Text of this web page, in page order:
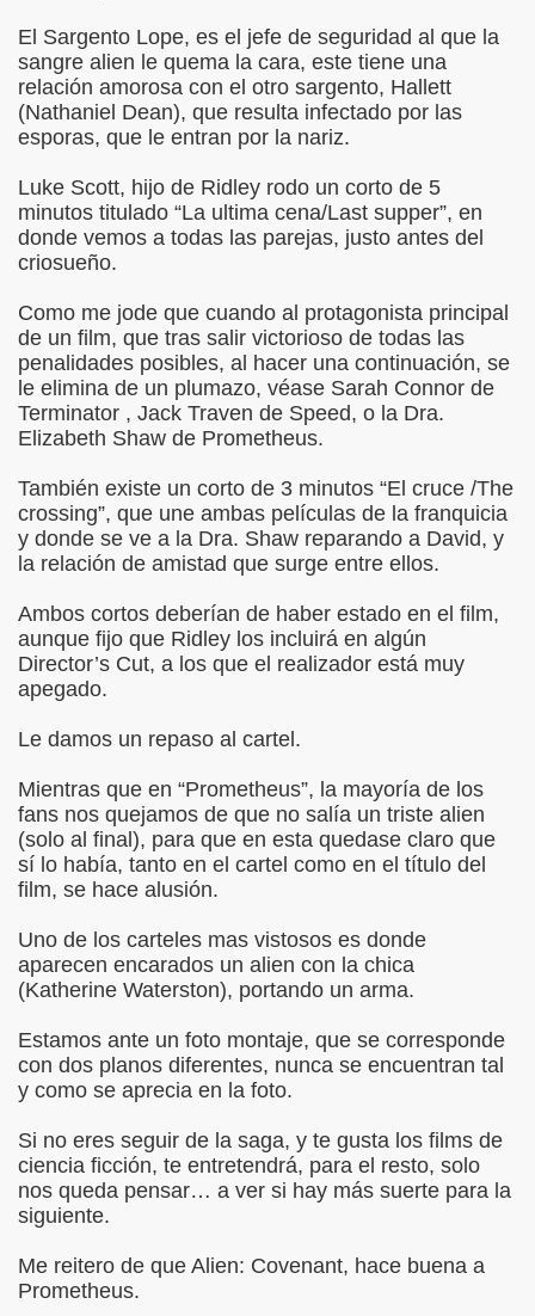
El Sargento Lope, es el jefe de seguridad al que la
sangre alien le quema la cara, este tiene una
relación amorosa con el otro sargento, Hallett
(Nathaniel Dean), que resulta infectado por las
esporas, que le entran por la nariz.
Luke Scott, hijo de Ridley rodo un corto de 5
minutos titulado “La ultima cena/Last supper”, en
donde vemos a todas las parejas, justo antes del
criosueño.
Como me jode que cuando al protagonista principal
de un film, que tras salir victorioso de todas las
penalidades posibles, al hacer una continuación, se
le elimina de un plumazo, véase Sarah Connor de
Terminator , Jack Traven de Speed, o la Dra.
Elizabeth Shaw de Prometheus.
También existe un corto de 3 minutos “El cruce /The
crossing”, que une ambas películas de la franquicia
y donde se ve a la Dra. Shaw reparando a David, y
la relación de amistad que surge entre ellos.
Ambos cortos deberían de haber estado en el film,
aunque fijo que Ridley los incluirá en algún
Director’s Cut, a los que el realizador está muy
apegado.
Le damos un repaso al cartel.
Mientras que en “Prometheus”, la mayoría de los
fans nos quejamos de que no salía un triste alien
(solo al final), para que en esta quedase claro que
sí lo había, tanto en el cartel como en el título del
film, se hace alusión.
Uno de los carteles mas vistosos es donde
aparecen encarados un alien con la chica
(Katherine Waterston), portando un arma.
Estamos ante un foto montaje, que se corresponde
con dos planos diferentes, nunca se encuentran tal
y como se aprecia en la foto.
Si no eres seguir de la saga, y te gusta los films de
ciencia ficción, te entretendrá, para el resto, solo
nos queda pensar… a ver si hay más suerte para la
siguiente.
Me reitero de que Alien: Covenant, hace buena a
Prometheus.